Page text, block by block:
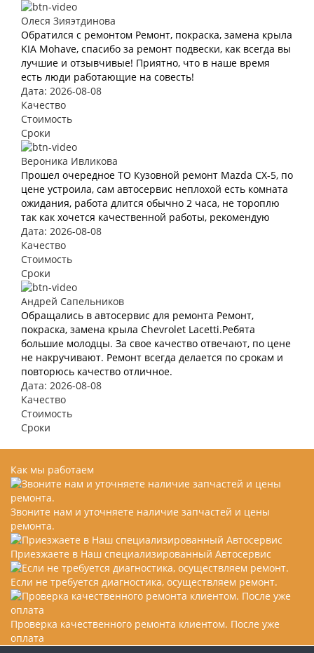
Олеся Зияэтдинова
Обратился с ремонтом Ремонт, покраска, замена крыла
KIA Mohave, спасибо за ремонт подвески, как всегда вы
лучшие и отзывчивые! Приятно, что в наше время
есть люди работающие на совесть!
Дата: 2026-08-08
Качество
Стоимость
Сроки
Вероника Ивликова
Прошел очередное ТО Кузовной ремонт Mazda CX-5, по
цене устроила, сам автосервис неплохой есть комната
ожидания, работа длится обычно 2 часа, не тороплю
так как хочется качественной работы, рекомендую
Дата: 2026-08-08
Качество
Стоимость
Сроки
Андрей Сапельников
Обращались в автосервис для ремонта Ремонт,
покраска, замена крыла Chevrolet Lacetti.Ребята
большие молодцы. За свое качество отвечают, по цене
не накручивают. Ремонт всегда делается по срокам и
повторюсь качество отличное.
Дата: 2026-08-08
Качество
Стоимость
Сроки
Как мы работаем
Звоните нам и уточняете наличие запчастей и цены
ремонта.
Приезжаете в Наш специализированный Автосервис
Если не требуется диагностика, осуществляем ремонт.
Проверка качественного ремонта клиентом. После уже
оплата